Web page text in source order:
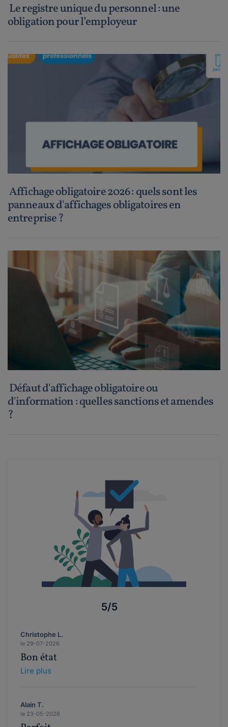
Le registre unique du personnel : une
obligation pour l’employeur
Affichage obligatoire 2026 : quels sont les
panneaux d'affichages obligatoires en
entreprise ?
Défaut d'affichage obligatoire ou
d'information : quelles sanctions et amendes
?
5/5
Christophe L.
le 29-07-2026
Bon état
Lire plus
Alain T.
le 23-05-2026